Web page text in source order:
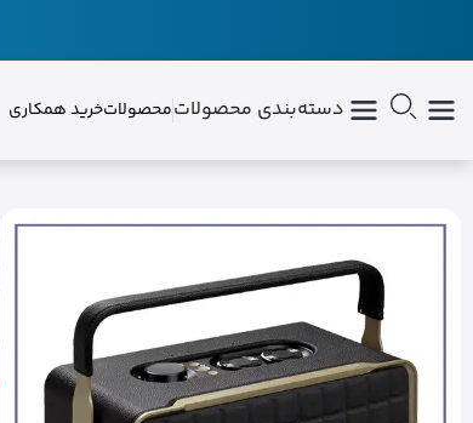
دسته‌بندی محصولاتمحصولاتخرید همکاری